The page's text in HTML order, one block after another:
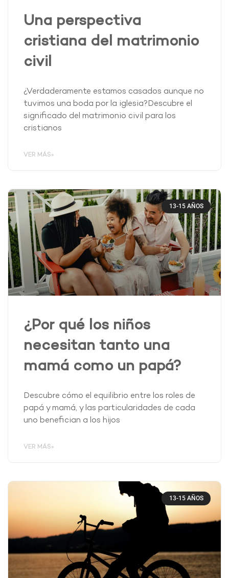
Una perspectiva
cristiana del matrimonio
civil
¿Verdaderamente estamos casados aunque no
tuvimos una boda por la iglesia?Descubre el
significado del matrimonio civil para los
cristianos
VER MÁS»
13-15 AÑOS
¿Por qué los niños
necesitan tanto una
mamá como un papá?
Descubre cómo el equilibrio entre los roles de
papá y mamá, y las particularidades de cada
uno benefician a los hijos
VER MÁS»
13-15 AÑOS